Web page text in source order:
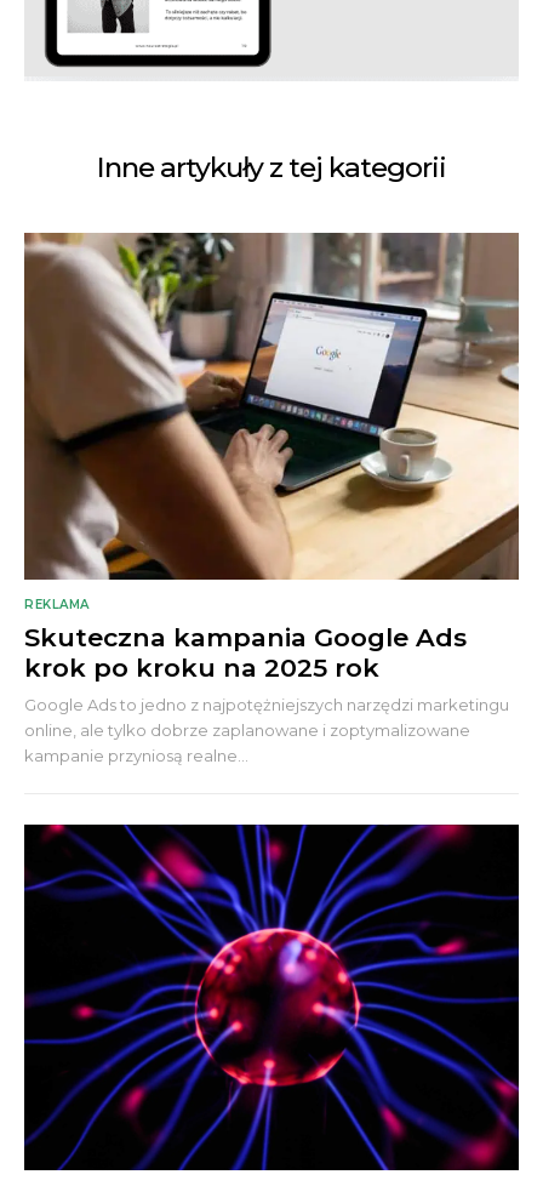
Inne artykuły z tej kategorii
REKLAMA
Skuteczna kampania Google Ads
krok po kroku na 2025 rok
Google Ads to jedno z najpotężniejszych narzędzi marketingu
online, ale tylko dobrze zaplanowane i zoptymalizowane
kampanie przyniosą realne...